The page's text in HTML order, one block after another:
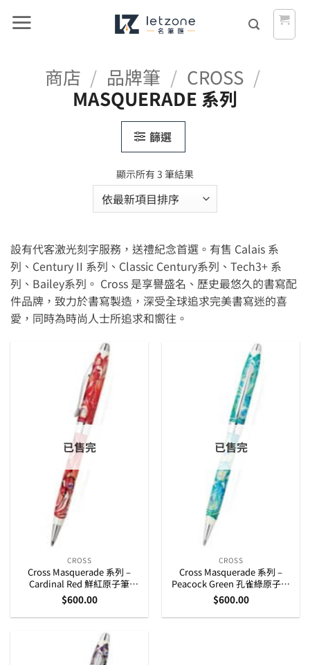
商店 / 品牌筆 / CROSS /
MASQUERADE 系列
篩選
顯示所有 3 筆結果
最
排
序
設有代客激光刻字服務，送禮紀念首選。有售 Calais 系
列、Century II 系列、Classic Century系列、Tech3+ 系
列、Bailey系列。 Cross 是享譽盛名、歷史最悠久的書寫配
件品牌，致力於書寫製造，深受全球追求完美書寫迷的喜
愛，同時為時尚人士所追求和嚮往。
已售完
CROSS
Cross Masquerade 系列 –
Cardinal Red 鮮紅原子筆
(AT0082WG-58)
$600.00
已售完
CROSS
Cross Masquerade 系列 –
Peacock Green 孔雀綠原子筆
(AT0082WG-59)
$600.00